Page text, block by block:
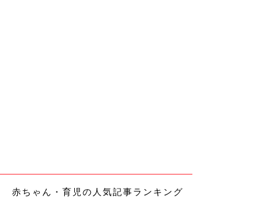
赤ちゃん・育児の人気記事ランキング